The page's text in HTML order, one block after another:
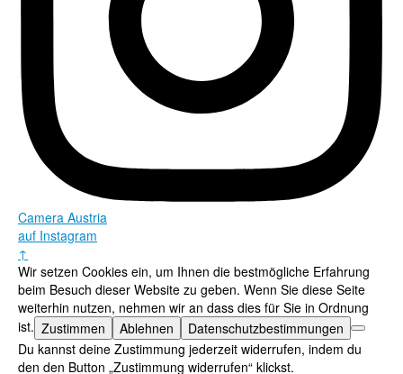
Camera Austria
auf Instagram
↑
Wir setzen Cookies ein, um Ihnen die bestmögliche Erfahrung
beim Besuch dieser Website zu geben. Wenn Sie diese Seite
weiterhin nutzen, nehmen wir an dass dies für Sie in Ordnung
ist. Zustimmen Ablehnen
Datenschutzbestimmungen
Du kannst deine Zustimmung jederzeit widerrufen, indem du
den den Button „Zustimmung widerrufen“ klickst.